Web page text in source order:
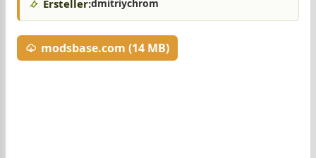
Ersteller:dmitriychrom
modsbase.com (14 MB)